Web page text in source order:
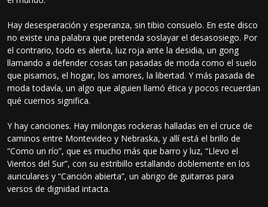
Hay desesperación y esperanza, sin tibio consuelo. En este disco
no existe una palabra que pretenda soslayar el desasosiego. Por
el contrario, todo es alerta, luz roja ante la desidia, un gong
llamando a defender cosas tan pasadas de moda como el suelo
que pisamos, el hogar, los amores, la libertad. Y más pasada de
moda todavía, un algo que alguien llamó ética y pocos recuerdan
qué cuernos significa.
Y hay canciones. Hay milongas rockeras halladas en el cruce de
caminos entre Montevideo y Nebraska, y allí está el brillo de
“Como un río”, que es mucho más que barro y luz, “Llevo el
Vientos del Sur”, con su estribillo estallando doblemente en los
auriculares y “Canción abierta”, un abrigo de guitarras para
versos de dignidad intacta.